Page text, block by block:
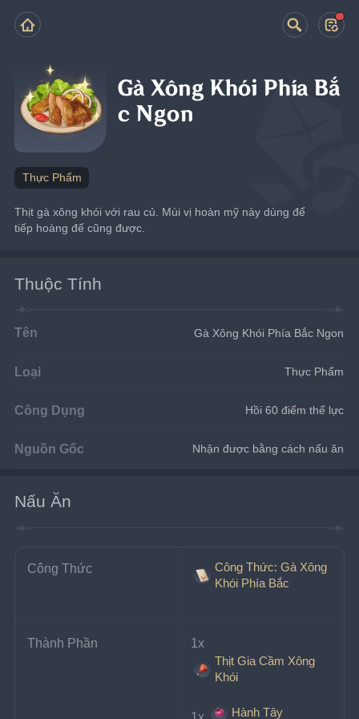
Gà Xông Khói Phía Bắ
c Ngon
Thực Phẩm
Thịt gà xông khói với rau củ. Mùi vị hoàn mỹ này dùng để
tiếp hoàng đế cũng được.
Thuộc Tính
Tên Gà Xông Khói Phía Bắc Ngon
Loại Thực Phẩm
Công Dụng Hồi 60 điểm thể lực
Nguồn Gốc Nhận được bằng cách nấu ăn
Nấu Ăn
Công Thức
Công Thức: Gà Xông
Khói Phía Bắc
Thành Phần
1x
Thịt Gia Cầm Xông
Khói
Hành Tây